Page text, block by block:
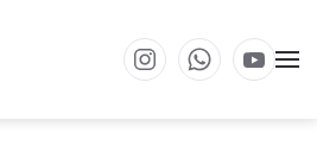
содержанию